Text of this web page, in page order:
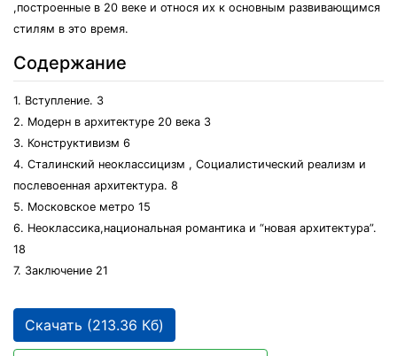
,построенные в 20 веке и относя их к основным развивающимся
стилям в это время.
Содержание
1. Вступление. 3
2. Модерн в архитектуре 20 века 3
3. Конструктивизм 6
4. Сталинский неоклассицизм , Социалистический реализм и
послевоенная архитектура. 8
5. Московское метро 15
6. Неоклассика,национальная романтика и “новая архитектура”.
18
7. Заключение 21
Скачать (213.36 Кб)